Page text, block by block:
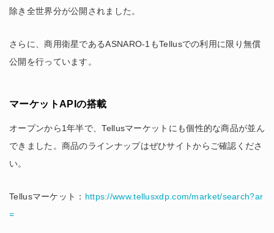
除き全世界分が公開されました。
さらに、商用衛星であるASNARO-1もTellusでの利用に限り無償
公開を行っています。
マーケットAPIの搭載
オープンから1年半で、Tellusマーケットにも個性的な商品が並ん
できました。商品のラインナップはぜひサイトからご確認くださ
い。
Tellusマーケット： https://www.tellusxdp.com/market/search?ar
=